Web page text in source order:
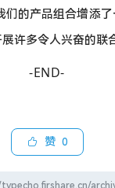
的产品组合增添
许多令人兴奋的联
-END-
赞 0